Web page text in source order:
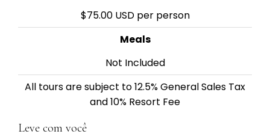
$75.00 USD per person
Meals
Not Included
All tours are subject to 12.5% General Sales Tax
and 10% Resort Fee
Leve com você